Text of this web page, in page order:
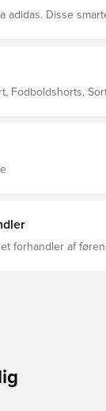
shorts er
Fodboldshorts,
forhandler af